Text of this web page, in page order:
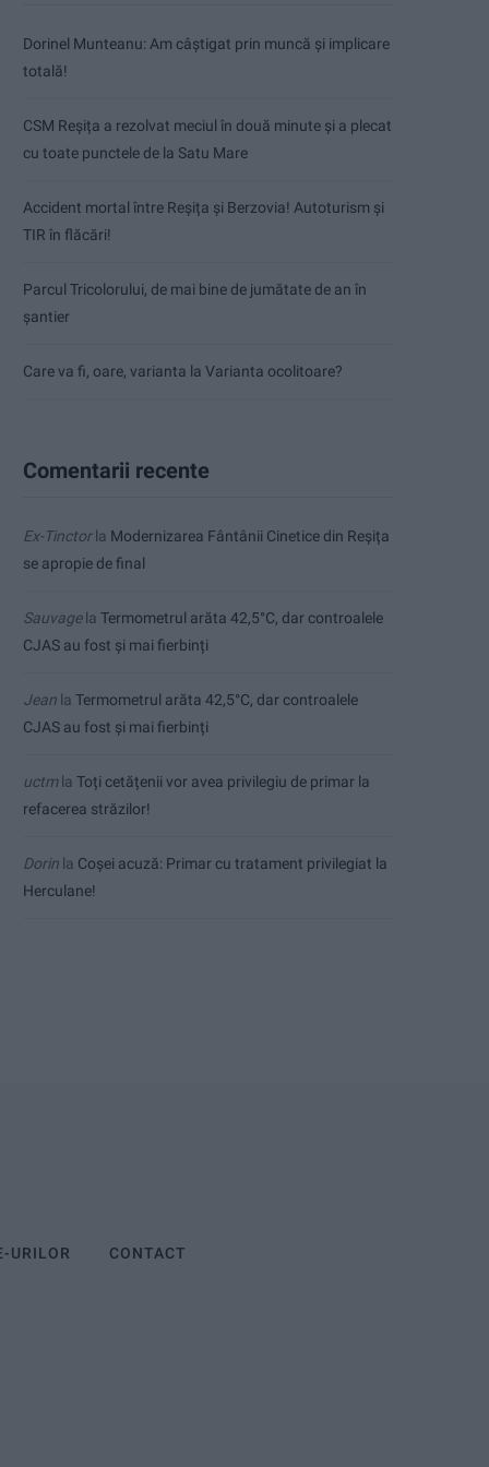
Dorinel Munteanu: Am câștigat prin muncă și implicare
totală!
CSM Reșița a rezolvat meciul în două minute și a plecat
cu toate punctele de la Satu Mare
Accident mortal între Reșița și Berzovia! Autoturism și
TIR în flăcări!
Parcul Tricolorului, de mai bine de jumătate de an în
șantier
Care va fi, oare, varianta la Varianta ocolitoare?
Comentarii recente
Ex-Tinctorla Modernizarea Fântânii Cinetice din Reșița
se apropie de final
Sauvagela Termometrul arăta 42,5°C, dar controalele
CJAS au fost și mai fierbinți
Jean la Termometrul arăta 42,5°C, dar controalele
CJAS au fost și mai fierbinți
uctmla Toți cetățenii vor avea privilegiu de primar la
refacerea străzilor!
Dorin la Coșei acuză: Primar cu tratament privilegiat la
Herculane!
URILOR CONTACT